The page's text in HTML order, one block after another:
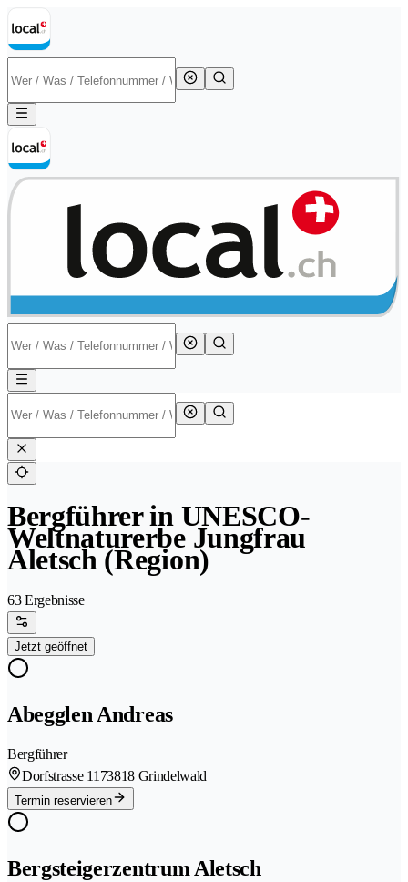
Bergführer in UNESCO-
Weltnaturerbe Jungfrau
Aletsch (Region)
63 Ergebnisse
Jetzt geöffnet
Abegglen Andreas
Bergführer
Dorfstrasse 1173818 Grindelwald
Termin reservieren
Bergsteigerzentrum Aletsch